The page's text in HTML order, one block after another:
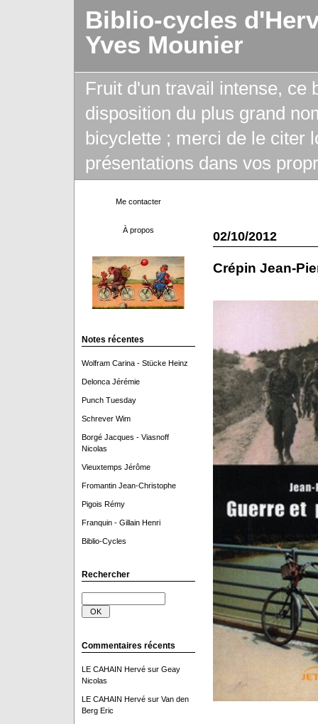
Biblio-cycles
Yves Mounier
Fruit d'un travail intense, ce
disposition du plus grand
bicyclette ; merci de le citer
présentations dans vos
Me contacter
À propos
Notes récentes
Wolfram Carina - Stücke Heinz
Delonca Jérémie
Punch Tuesday
Schrever Wim
Borgé Jacques - Viasnoff
Nicolas
Vieuxtemps Jérôme
Fromantin Jean-Christophe
Pigois Rémy
Franquin - Gillain Henri
Biblio-Cycles
Rechercher
Commentaires récents
LE CAHAIN Hervésur Geay
Nicolas
LE CAHAIN Hervésur Van den
Berg Eric
02/10/2012
Crépin Jean-